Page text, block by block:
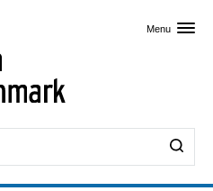
Menu